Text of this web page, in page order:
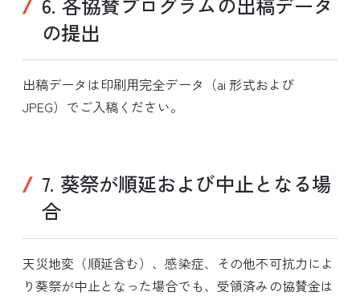
の提出
出稿データは印刷用完全データ（ai 形式および
JPEG）でご入稿ください。
7. 葵祭が順延および中止となる場
合
天災地変（順延含む）、感染症、その他不可抗力によ
り葵祭が中止となった場合でも、受領済みの協賛金は